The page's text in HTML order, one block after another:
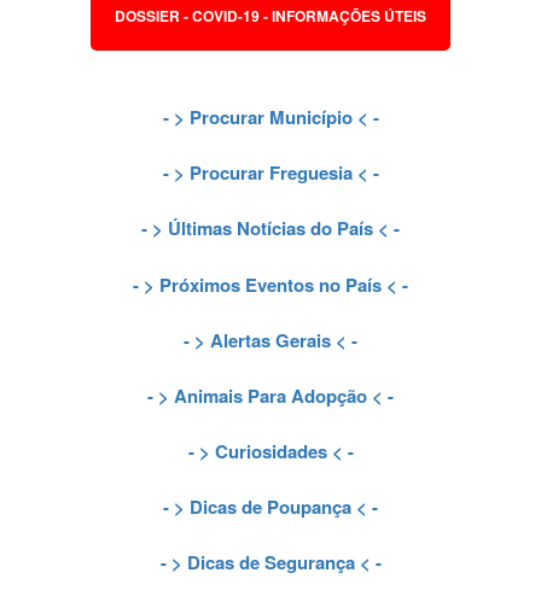
DOSSIER - COVID-19 - INFORMAÇÕES ÚTEIS
- > Procurar Município< -
- > Procurar Freguesia< -
- > Últimas Notícias do País < -
- > Próximos Eventos no País < -
- > Alertas Gerais < -
- > Animais Para Adopção < -
- > Curiosidades< -
- > Dicas de Poupança < -
- > Dicas de Segurança< -